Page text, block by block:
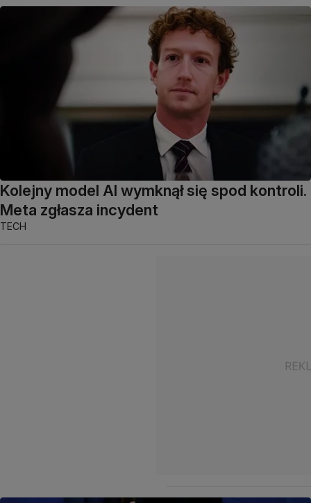
Kolejny model AI wymknął się spod kontroli.
Meta zgłasza incydent
TECH